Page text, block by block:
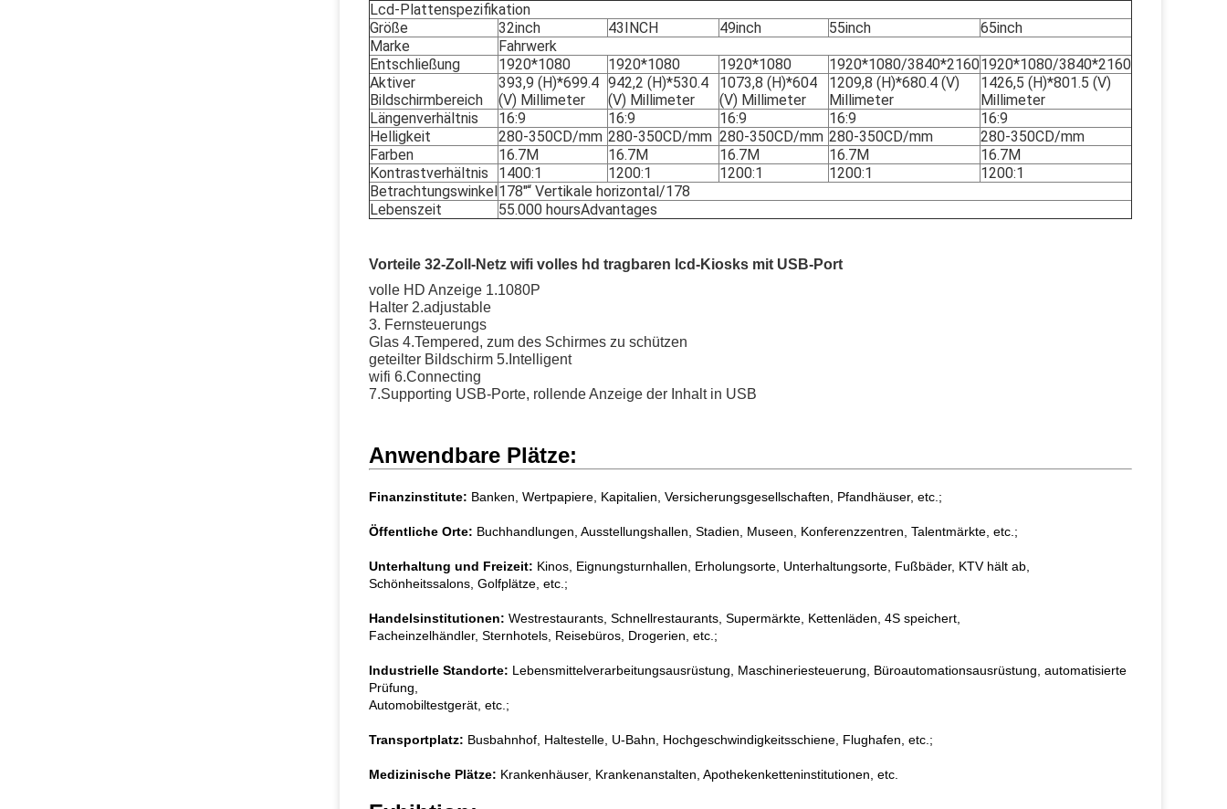
Lcd-Plattenspezifikation
Größe
32inch 43INCH 49inch 55inch
65inch
Marke
Fahrwerk
Entschließung
1920*1080 1920*1080 1920*1080 1920*1080/3840*21601920*1080/3840*2160
Aktiver
Bildschirmbereich
393,9 (H)*699.4
(V) Millimeter
942,2 (H)*530.4
(V) Millimeter
1073,8 (H)*604
(V) Millimeter
1209,8 (H)*680.4 (V)
Millimeter
1426,5 (H)*801.5 (V)
Millimeter
Längenverhältnis
16:9 16:9 16:9 16:9
16:9
Helligkeit
280-350CD/mm 280-350CD/mm 280-350CD/mm 280-350CD/mm
280-350CD/mm
Farben
16.7M 16.7M 16.7M 16.7M
16.7M
Kontrastverhältnis
1400:1 1200:1 1200:1 1200:1
1200:1
Betrachtungswinkel178"“ Vertikale horizontal/178
Lebenszeit
55.000 hoursAdvantages
Vorteile 32-Zoll-Netz wifi volles hd tragbaren lcd-Kiosks mit USB-Port
volle HD Anzeige 1.1080P
Halter 2.adjustable
3. Fernsteuerungs
Glas 4.Tempered, zum des Schirmes zu schützen
geteilter Bildschirm 5.Intelligent
wifi 6.Connecting
7.Supporting USB-Porte, rollende Anzeige der Inhalt in USB
Anwendbare Plätze:
Finanzinstitute: Banken, Wertpapiere, Kapitalien, Versicherungsgesellschaften, Pfandhäuser, etc.;
Öffentliche Orte: Buchhandlungen, Ausstellungshallen, Stadien, Museen, Konferenzzentren, Talentmärkte, etc.;
Unterhaltung und Freizeit: Kinos, Eignungsturnhallen, Erholungsorte, Unterhaltungsorte, Fußbäder, KTV hält ab,
Schönheitssalons, Golfplätze, etc.;
Handelsinstitutionen: Westrestaurants, Schnellrestaurants, Supermärkte, Kettenläden, 4S speichert,
Facheinzelhändler, Sternhotels, Reisebüros, Drogerien, etc.;
Industrielle Standorte: Lebensmittelverarbeitungsausrüstung, Maschineriesteuerung, Büroautomationsausrüstung, automatisierte
Prüfung,
Automobiltestgerät, etc.;
Transportplatz: Busbahnhof, Haltestelle, U-Bahn, Hochgeschwindigkeitsschiene, Flughafen, etc.;
Medizinische Plätze: Krankenhäuser, Krankenanstalten, Apothekenketteninstitutionen, etc.